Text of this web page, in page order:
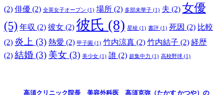
(2) 俳優 (2) 全英女子オープン (1) 場所 (2) 多部未華子 (1) 夫 (2) 女優
(5) 年収 (2) 彼女 (2) 彼氏 (8) 星稜 (1) 書評 (1) 死因 (2) 比較
(2) 炎上 (3) 熱愛 (2) 甲子園 (1) 竹内涼真 (2) 竹内結子 (2) 経歴
(2) 結婚 (3) 美女 (3) 美少女 (1) 誰 (2) 超集中力 (1) 高校野球 (1)
高須クリニック院長 美容外科医 高須克弥（たかす かつや）の